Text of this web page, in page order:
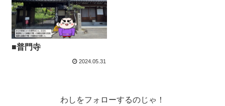
■普門寺
2024.05.31
わしをフォローするのじゃ！